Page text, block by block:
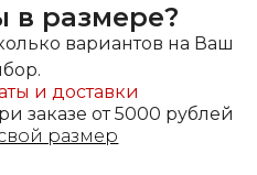
в размере?
вариантов на Ваш
и доставки
заказе от 5000 рублей
размер